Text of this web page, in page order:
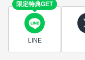
限定特典GET
LINE